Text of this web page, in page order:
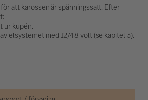
att karossen är spänningssatt. Efter
ur kupén.
elsystemet med 12/48 volt (se kapitel 3).